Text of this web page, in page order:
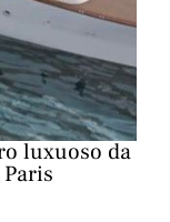
luxuoso da